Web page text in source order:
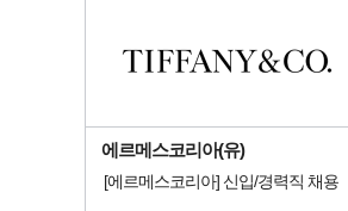
에르메스코리아(유)
[에르메스코리아] 신입/경력직 채용